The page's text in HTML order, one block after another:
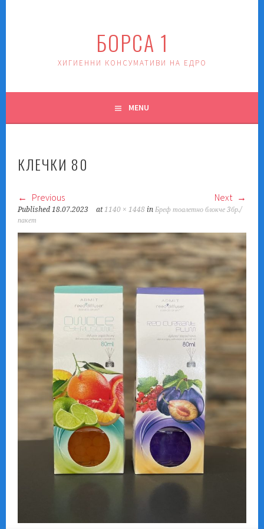
БОРСА 1
ХИГИЕННИ КОНСУМАТИВИ НА ЕДРО
MENU
КЛЕЧКИ 80
Previous Next
Published18.07.2023 at1140 × 1448 inБреф тоалетно блокче 3бр./
пакет